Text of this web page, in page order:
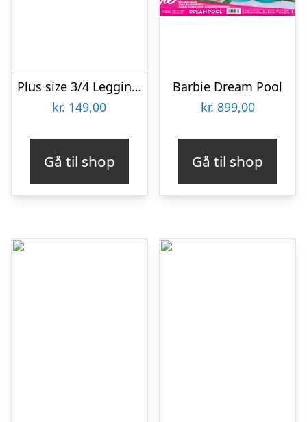
Plus size 3/4 Leggings i Lys Pudder – Amelie Rainy Day Festival96120
kr. 149,00
Gå til shop
Barbie Dream Pool
kr. 899,00
Gå til shop